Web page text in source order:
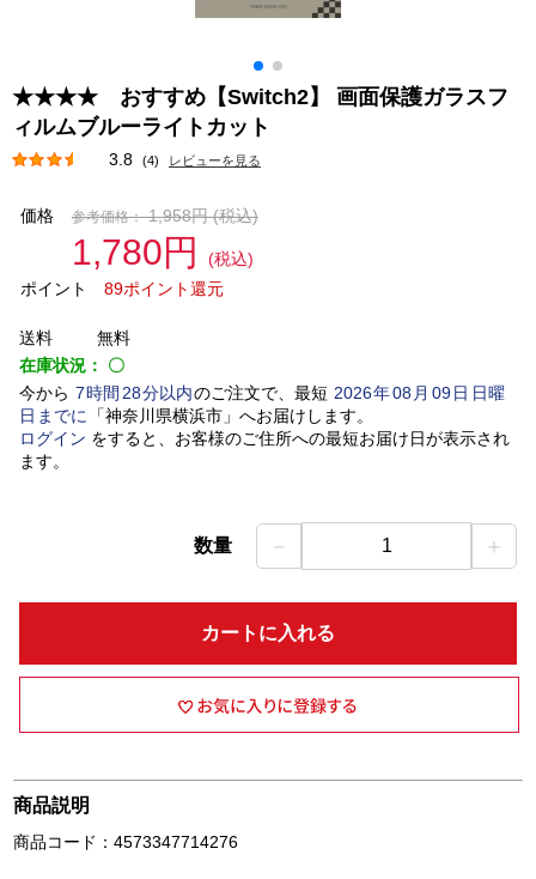
★★★★ おすすめ【Switch2】 画面保護ガラスフ
ィルムブルーライトカット
3.8 (4) レビューを見る
価格 参考価格： 1,958円(税込)
1,780円
(税込)
ポイント
89ポイント還元
送料
無料
在庫状況： 〇
今から 7時間 28分以内のご注文で、最短 2026年08 月 09日日曜
日 までに 「神奈川県横浜市」 へお届けします。
ログイン をすると、お客様のご住所への最短お届け日が表示され
ます。
数量 － 1 ＋
カートに入れる
商品説明
商品コード：4573347714276